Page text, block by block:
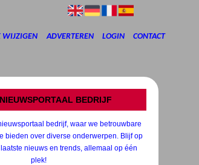
WIJZIGEN ADVERTEREN LOGIN CONTACT
BEDRIJF
bedrijf, waar we betrouwbare
bieden over diverse onderwerpen. Blijf op
nieuws en trends, allemaal op één
plek!